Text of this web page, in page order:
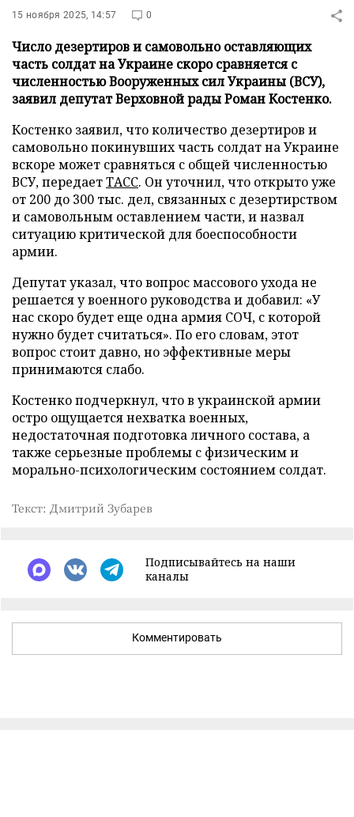
15 ноября 2025, 14:57 0
Число дезертиров и самовольно оставляющих
часть солдат на Украине скоро сравняется с
численностью Вооруженных сил Украины (ВСУ),
заявил депутат Верховной рады Роман Костенко.
Костенко заявил, что количество дезертиров и
самовольно покинувших часть солдат на Украине
вскоре может сравняться с общей численностью
ВСУ, передаетТАСС. Он уточнил, что открыто уже
от 200 до 300 тыс. дел, связанных с дезертирством
и самовольным оставлением части, и назвал
ситуацию критической для боеспособности
армии.
Депутат указал, что вопрос массового ухода не
решается у военного руководства и добавил: «У
нас скоро будет еще одна армия СОЧ, с которой
нужно будет считаться». По его словам, этот
вопрос стоит давно, но эффективные меры
принимаются слабо.
Костенко подчеркнул, что в украинской армии
остро ощущается нехватка военных,
недостаточная подготовка личного состава, а
также серьезные проблемы с физическим и
морально-психологическим состоянием солдат.
Текст: Дмитрий Зубарев
Подписывайтесь на наши
каналы
Комментировать